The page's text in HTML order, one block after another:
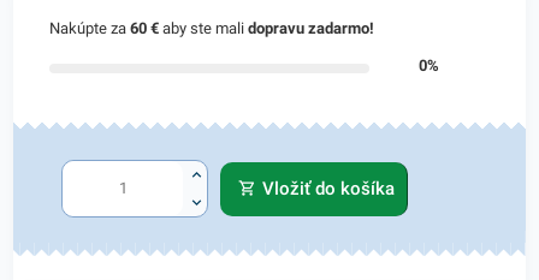
Nakúpte za60 € aby ste malidopravu zadarmo!
0%
Vložiť do košíka